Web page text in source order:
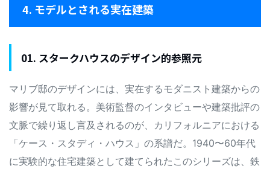
4. モデルとされる実在建築
01. スタークハウスのデザイン的参照元
マリブ邸のデザインには、実在するモダニスト建築からの
影響が見て取れる。美術監督のインタビューや建築批評の
文脈で繰り返し言及されるのが、カリフォルニアにおける
「ケース・スタディ・ハウス」の系譜だ。1940〜60年代
に実験的な住宅建築として建てられたこのシリーズは、鉄